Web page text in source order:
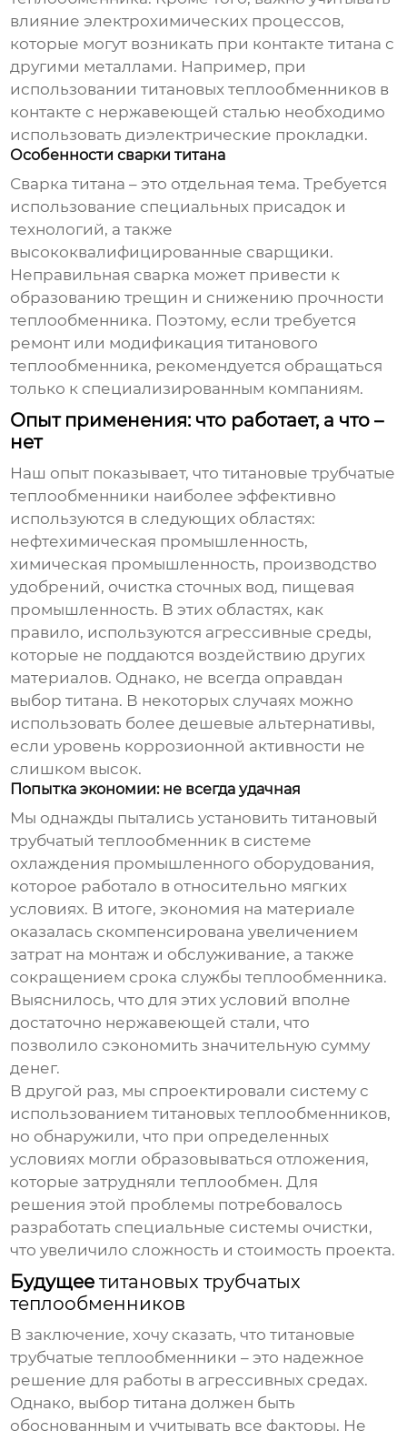
влияние электрохимических процессов,
которые могут возникать при контакте титана с
другими металлами. Например, при
использовании титановых теплообменников в
контакте с нержавеющей сталью необходимо
использовать диэлектрические прокладки.
Особенности сварки титана
Сварка титана – это отдельная тема. Требуется
использование специальных присадок и
технологий, а также
высококвалифицированные сварщики.
Неправильная сварка может привести к
образованию трещин и снижению прочности
теплообменника. Поэтому, если требуется
ремонт или модификация титанового
теплообменника, рекомендуется обращаться
только к специализированным компаниям.
Опыт применения: что работает, а что –
нет
Наш опыт показывает, чтотитановые трубчатые
теплообменники наиболее эффективно
используются в следующих областях:
нефтехимическая промышленность,
химическая промышленность, производство
удобрений, очистка сточных вод, пищевая
промышленность. В этих областях, как
правило, используются агрессивные среды,
которые не поддаются воздействию других
материалов. Однако, не всегда оправдан
выбор титана. В некоторых случаях можно
использовать более дешевые альтернативы,
если уровень коррозионной активности не
слишком высок.
Попытка экономии: не всегда удачная
Мы однажды пытались установитьтитановый
трубчатый теплообменник в системе
охлаждения промышленного оборудования,
которое работало в относительно мягких
условиях. В итоге, экономия на материале
оказалась скомпенсирована увеличением
затрат на монтаж и обслуживание, а также
сокращением срока службы теплообменника.
Выяснилось, что для этих условий вполне
достаточно нержавеющей стали, что
позволило сэкономить значительную сумму
денег.
В другой раз, мы спроектировали систему с
использованием титановых теплообменников,
но обнаружили, что при определенных
условиях могли образовываться отложения,
которые затрудняли теплообмен. Для
решения этой проблемы потребовалось
разработать специальные системы очистки,
что увеличило сложность и стоимость проекта.
Будущеетитановых трубчатых
теплообменников
В заключение, хочу сказать, чтотитановые
трубчатые теплообменники – это надежное
решение для работы в агрессивных средах.
Однако, выбор титана должен быть
обоснованным и учитывать все факторы. Не